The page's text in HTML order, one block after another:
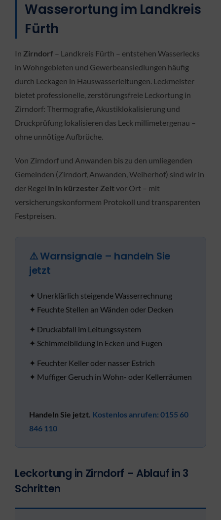
Wasserortung im Landkreis
Fürth
In Zirndorf – Landkreis Fürth – entstehen Wasserlecks
in Wohngebieten und Gewerbeansiedlungen häufig
durch Leckagen in Hauswasserleitungen. Leckmeister
bietet professionelle, zerstörungsfreie Leckortung in
Zirndorf: Thermografie, Akustiklokalisierung und
Druckprüfung lokalisieren das Leck millimetergenau –
ohne unnötige Aufbrüche.
Von Zirndorf und Anwanden bis zu den umliegenden
Gemeinden (Zirndorf, Anwanden, Weiherhof) sind wir in
der Regel in in kürzester Zeitvor Ort – mit
versicherungskonformem Protokoll und transparenten
Festpreisen.
⚠️ Warnsignale – handeln Sie
jetzt
✦ Unerklärlich steigende Wasserrechnung
✦ Feuchte Stellen an Wänden oder Decken
✦ Druckabfall im Leitungssystem
✦ Schimmelbildung in Ecken und Fugen
✦ Feuchter Keller oder nasser Estrich
✦ Muffiger Geruch in Wohn- oder Kellerräumen
Handeln Sie jetzt. Kostenlos anrufen: 0155 60
846 110
Leckortung in Zirndorf – Ablauf in 3
Schritten